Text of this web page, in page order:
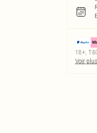
18+,
Voir plus